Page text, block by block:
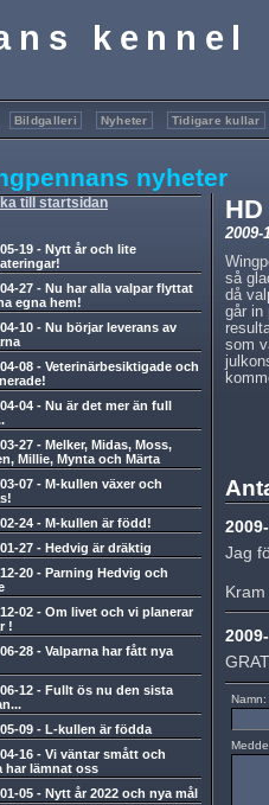
Bildgalleri Nyheter Tidigare kullar
nyheter
till startsidan
19 - Nytt år och lite
27 - Nu har alla valpar flyttat
egna hem!
10 - Nu börjar leverans av
08 - Veterinärbesiktigade och
04 - Nu är det mer än full
27 - Melker, Midas, Moss,
Millie, Mynta och Märta
07 - M-kullen växer och
24 - M-kullen är född!
27 - Hedvig är dräktig
20 - Parning Hedvig och
02 - Om livet och vi planerar
!
28 - Valparna har fått nya
12 - Fullt ös nu den sista
09 - L-kullen är födda
16 - Vi väntar smått och
har lämnat oss
05 - Nytt år 2022 och nya mål
2009-
så
då
går in
som
Jag
Namn: